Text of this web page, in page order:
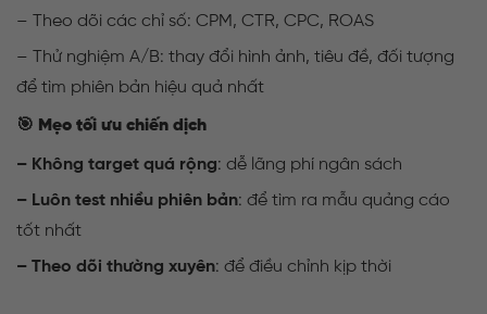
– Theo dõi các chỉ số: CPM, CTR, CPC, ROAS
– Thử nghiệm A/B: thay đổi hình ảnh, tiêu đề, đối tượng
để tìm phiên bản hiệu quả nhất
🎯 Mẹo tối ưu chiến dịch
– Không target quá rộng: dễ lãng phí ngân sách
– Luôn test nhiều phiên bản: để tìm ra mẫu quảng cáo
tốt nhất
– Theo dõi thường xuyên: để điều chỉnh kịp thời